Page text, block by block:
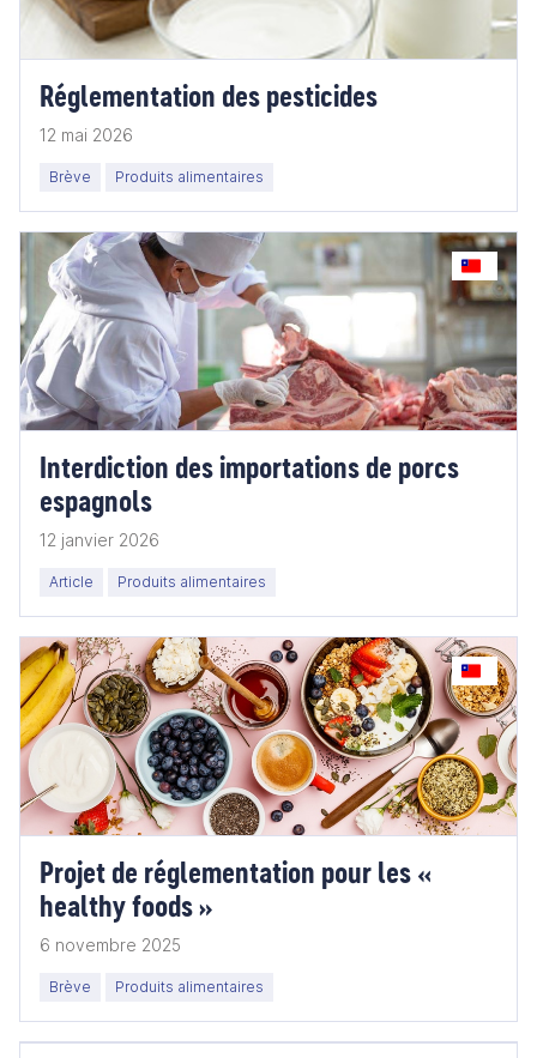
Réglementation des pesticides
12 mai 2026
Brève Produits alimentaires
Interdiction des importations de porcs
espagnols
12 janvier 2026
Article Produits alimentaires
Projet de réglementation pour les «
healthy foods »
6 novembre 2025
Brève Produits alimentaires